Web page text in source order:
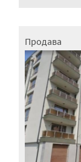
Продава